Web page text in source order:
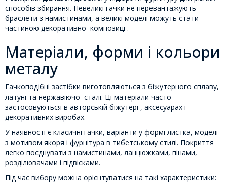
способів збирання. Невеликі гачки не перевантажують
браслети з намистинами, а великі моделі можуть стати
частиною декоративної композиції.
Матеріали, форми і кольори
металу
Гачкоподібні застібки виготовляються з біжутерного сплаву,
латуні та нержавіючої сталі. Ці матеріали часто
застосовуються в авторській біжутерії, аксесуарах і
декоративних виробах.
У наявності є класичні гачки, варіанти у формі листка, моделі
з мотивом якоря і фурнітура в тибетському стилі. Покриття
легко поєднувати з намистинами, ланцюжками, пінами,
розділювачами і підвісками.
Під час вибору можна орієнтуватися на такі характеристики: